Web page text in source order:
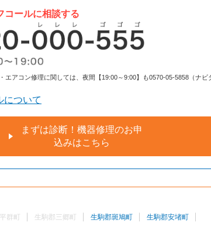
コールに相談する
エアコン修理に関しては、夜間【19:00～9:00】も0570-05-5858（ナビ
について
まずは診断！機器修理のお申
込みはこちら
群町 生駒郡三郷町 生駒郡斑鳩町
生駒郡安堵町